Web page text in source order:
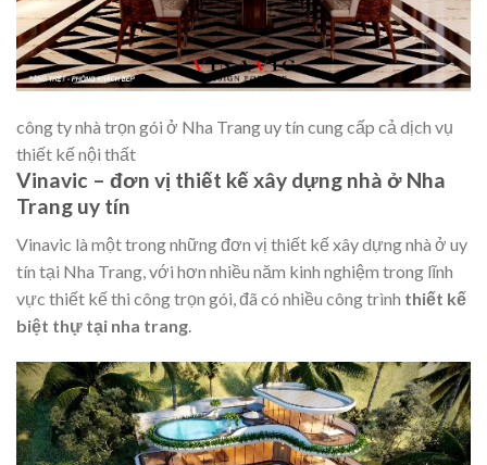
công ty nhà trọn gói ở Nha Trang uy tín cung cấp cả dịch vụ
thiết kế nội thất
Vinavic – đơn vị thiết kế xây dựng nhà ở Nha
Trang uy tín
Vinavic là một trong những đơn vị thiết kế xây dựng nhà ở uy
tín tại Nha Trang, với hơn nhiều năm kinh nghiệm trong lĩnh
vực thiết kế thi công trọn gói, đã có nhiều công trình thiết kế
biệt thự tại nha trang.